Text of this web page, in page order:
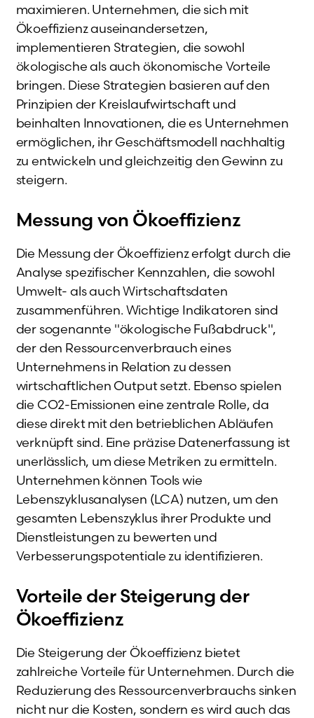
maximieren. Unternehmen, die sich mit
Ökoeffizienz auseinandersetzen,
implementieren Strategien, die sowohl
ökologische als auch ökonomische Vorteile
bringen. Diese Strategien basieren auf den
Prinzipien der Kreislaufwirtschaft und
beinhalten Innovationen, die es Unternehmen
ermöglichen, ihr Geschäftsmodell nachhaltig
zu entwickeln und gleichzeitig den Gewinn zu
steigern.
Messung von Ökoeffizienz
Die Messung der Ökoeffizienz erfolgt durch die
Analyse spezifischer Kennzahlen, die sowohl
Umwelt- als auch Wirtschaftsdaten
zusammenführen. Wichtige Indikatoren sind
der sogenannte "ökologische Fußabdruck",
der den Ressourcenverbrauch eines
Unternehmens in Relation zu dessen
wirtschaftlichen Output setzt. Ebenso spielen
die CO2-Emissionen eine zentrale Rolle, da
diese direkt mit den betrieblichen Abläufen
verknüpft sind. Eine präzise Datenerfassung ist
unerlässlich, um diese Metriken zu ermitteln.
Unternehmen können Tools wie
Lebenszyklusanalysen (LCA) nutzen, um den
gesamten Lebenszyklus ihrer Produkte und
Dienstleistungen zu bewerten und
Verbesserungspotentiale zu identifizieren.
Vorteile der Steigerung der
Ökoeffizienz
Die Steigerung der Ökoeffizienz bietet
zahlreiche Vorteile für Unternehmen. Durch die
Reduzierung des Ressourcenverbrauchs sinken
nicht nur die Kosten, sondern es wird auch das